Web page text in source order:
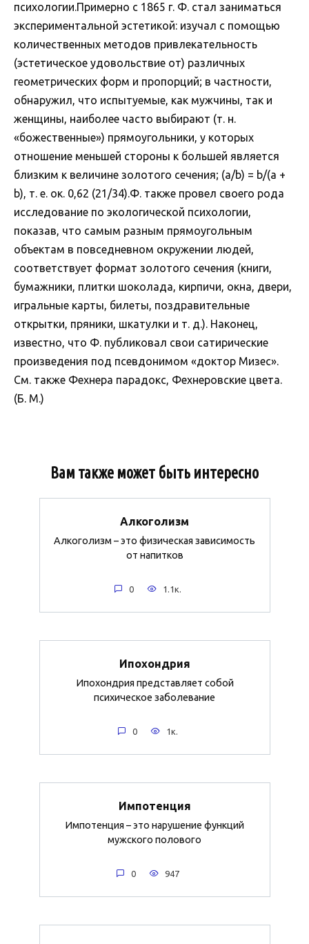
психологии.Примерно с 1865 г. Ф. стал заниматься
экспериментальной эстетикой: изучал с помощью
количественных методов привлекательность
(эстетическое удовольствие от) различных
геометрических форм и пропорций; в частности,
обнаружил, что испытуемые, как мужчины, так и
женщины, наиболее часто выбирают (т. н.
«божественные») прямоугольники, у которых
отношение меньшей стороны к большей является
близким к величине золотого сечения; (a/b) = b/(a +
b), т. е. ок. 0,62 (21/34).Ф. также провел своего рода
исследование по экологической психологии,
показав, что самым разным прямоугольным
объектам в повседневном окружении людей,
соответствует формат золотого сечения (книги,
бумажники, плитки шоколада, кирпичи, окна, двери,
игральные карты, билеты, поздравительные
открытки, пряники, шкатулки и т. д.). Наконец,
известно, что Ф. публиковал свои сатирические
произведения под псевдонимом «доктор Мизес».
См. также Фехнера парадокс, Фехнеровские цвета.
(Б. М.)
Вам также может быть интересно
Алкоголизм
Алкоголизм – это физическая зависимость
от напитков
0 1.1к.
Ипохондрия
Ипохондрия представляет собой
психическое заболевание
0 1к.
Импотенция
Импотенция – это нарушение функций
мужского полового
0 947